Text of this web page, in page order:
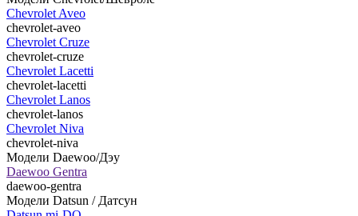
Chevrolet Aveo
chevrolet-aveo
Chevrolet Cruze
chevrolet-cruze
Chevrolet Lacetti
chevrolet-lacetti
Chevrolet Lanos
chevrolet-lanos
Chevrolet Niva
chevrolet-niva
Модели Daewoo/Дэу
Daewoo Gentra
daewoo-gentra
Модели Datsun / Датсун